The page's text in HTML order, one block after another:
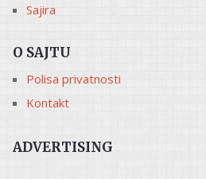
Sajira
O SAJTU
Polisa privatnosti
Kontakt
ADVERTISING